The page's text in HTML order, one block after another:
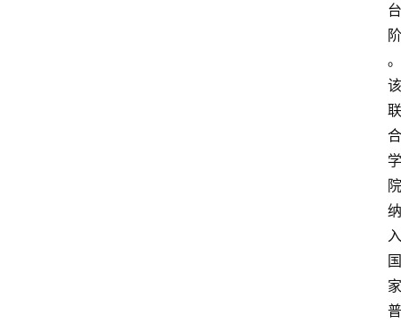
台
阶
。
该
联
合
学
院
纳
入
国
家
普